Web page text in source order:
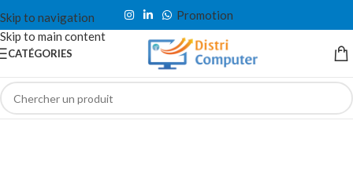
Skip to navigation
Skip to main content
Promotion
CATÉGORIES